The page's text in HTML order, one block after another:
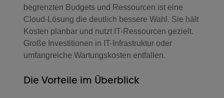
begrenzten Budgets und Ressourcen ist eine
Cloud-Lösung die deutlich bessere Wahl. Sie hält
Kosten planbar und nutzt IT-Ressourcen gezielt.
Große Investitionen in IT-Infrastruktur oder
umfangreiche Wartungskosten entfallen.
Die Vorteile im Überblick